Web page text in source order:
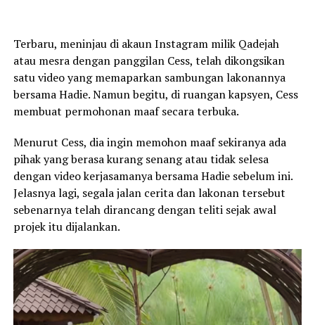
Terbaru, meninjau di akaun Instagram milik Qadejah
atau mesra dengan panggilan Cess, telah dikongsikan
satu video yang memaparkan sambungan lakonannya
bersama Hadie. Namun begitu, di ruangan kapsyen, Cess
membuat permohonan maaf secara terbuka.
Menurut Cess, dia ingin memohon maaf sekiranya ada
pihak yang berasa kurang senang atau tidak selesa
dengan video kerjasamanya bersama Hadie sebelum ini.
Jelasnya lagi, segala jalan cerita dan lakonan tersebut
sebenarnya telah dirancang dengan teliti sejak awal
projek itu dijalankan.